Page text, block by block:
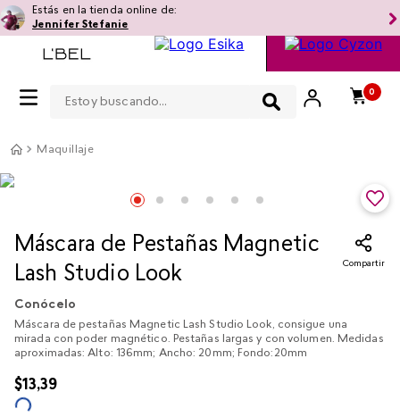
Estás en la tienda online de:
Jennifer Stefanie
0
Maquillaje
Máscara de Pestañas Magnetic
Lash Studio Look
Compartir
Conócelo
Máscara de pestañas Magnetic Lash Studio Look, consigue una
mirada con poder magnético. Pestañas largas y con volumen. Medidas
aproximadas: Alto: 136mm; Ancho: 20mm; Fondo:20mm
$13,39